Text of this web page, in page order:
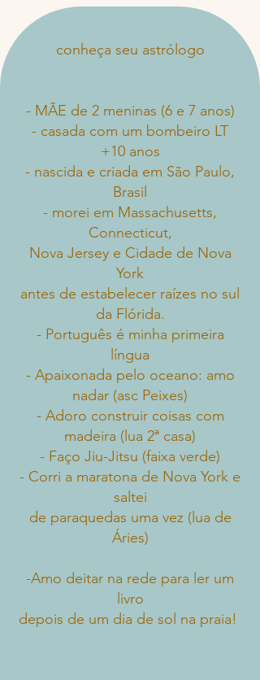
conheça seu astrólogo
- MÃE de 2 meninas (6 e 7 anos)
- casada com um bombeiro LT
+10 anos
- nascida e criada em São Paulo,
Brasil
- morei em Massachusetts,
Connecticut,
Nova Jersey e Cidade de Nova
York
antes de estabelecer raízes no sul
da Flórida.
- Português é minha primeira
língua
- Apaixonada pelo oceano: amo
nadar (asc Peixes)
- Adoro construir coisas com
madeira (lua 2ª casa)
- Faço Jiu-Jitsu (faixa verde)
- Corri a maratona de Nova York e
saltei
de paraquedas uma vez (lua de
Áries)
-Amo deitar na rede para ler um
livro
depois de um dia de sol na praia!